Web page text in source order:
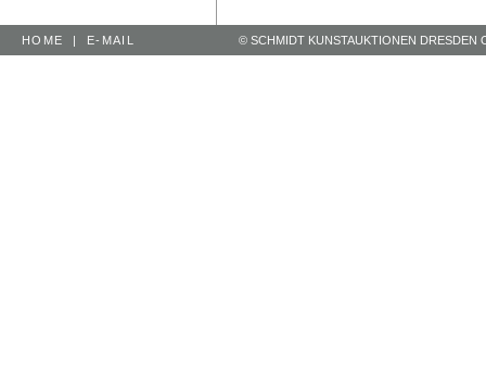
HOME | E-MAIL © SCHMIDT KUNSTAUKTIONEN DRESDEN